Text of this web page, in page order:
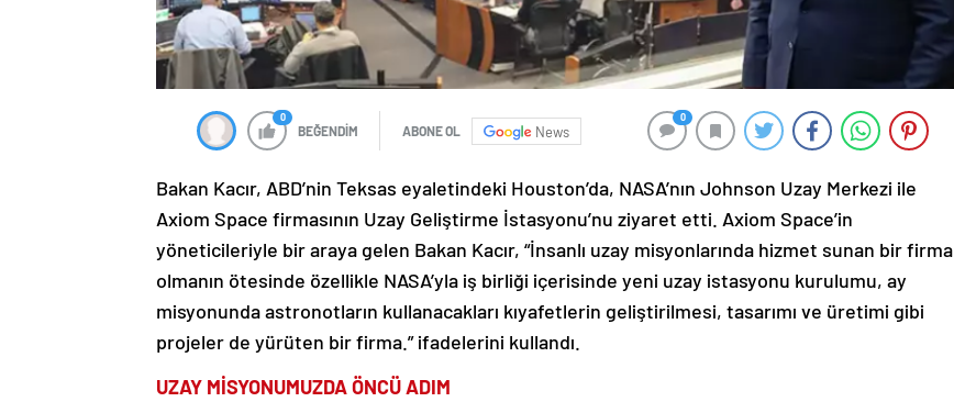
0
BEĞENDİM ABONE OL News
0
Bakan Kacır, ABD’nin Teksas eyaletindeki Houston’da, NASA’nın Johnson Uzay Merkezi ile
Axiom Space firmasının Uzay Geliştirme İstasyonu’nu ziyaret etti. Axiom Space’in
yöneticileriyle bir araya gelen Bakan Kacır, “İnsanlı uzay misyonlarında hizmet sunan bir firma
olmanın ötesinde özellikle NASA’yla iş birliği içerisinde yeni uzay istasyonu kurulumu, ay
misyonunda astronotların kullanacakları kıyafetlerin geliştirilmesi, tasarımı ve üretimi gibi
projeler de yürüten bir firma.” ifadelerini kullandı.
UZAY MİSYONUMUZDA ÖNCÜ ADIM